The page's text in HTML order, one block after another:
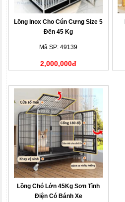
Lồng Inox Cho Cún Cưng Size 5
Đến 45 Kg
Mã SP: 49139
2,000,000đ
Lồng Chó Lớn 45Kg Sơn Tĩnh
Điện Có Bánh Xe